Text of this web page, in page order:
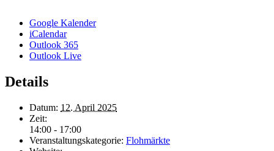
Google Kalender
iCalendar
Outlook 365
Outlook Live
Details
Datum: 12. April 2025
Zeit:
14:00 - 17:00
Veranstaltungskategorie: Flohmärkte